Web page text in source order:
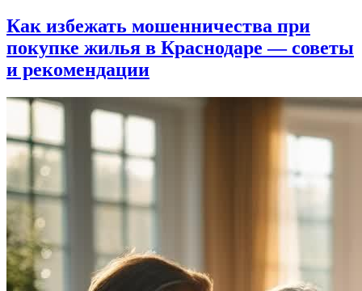
Как избежать мошенничества при
покупке жилья в Краснодаре — советы
и рекомендации